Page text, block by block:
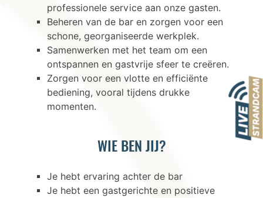
professionele service aan onze gasten.
Beheren van de bar en zorgen voor een
schone, georganiseerde werkplek.
Samenwerken met het team om een
ontspannen en gastvrije sfeer te creëren.
Zorgen voor een vlotte en efficiënte
bediening, vooral tijdens drukke
momenten.
WIE BEN JIJ?
Je hebt ervaring achter de bar
Je hebt een gastgerichte en positieve